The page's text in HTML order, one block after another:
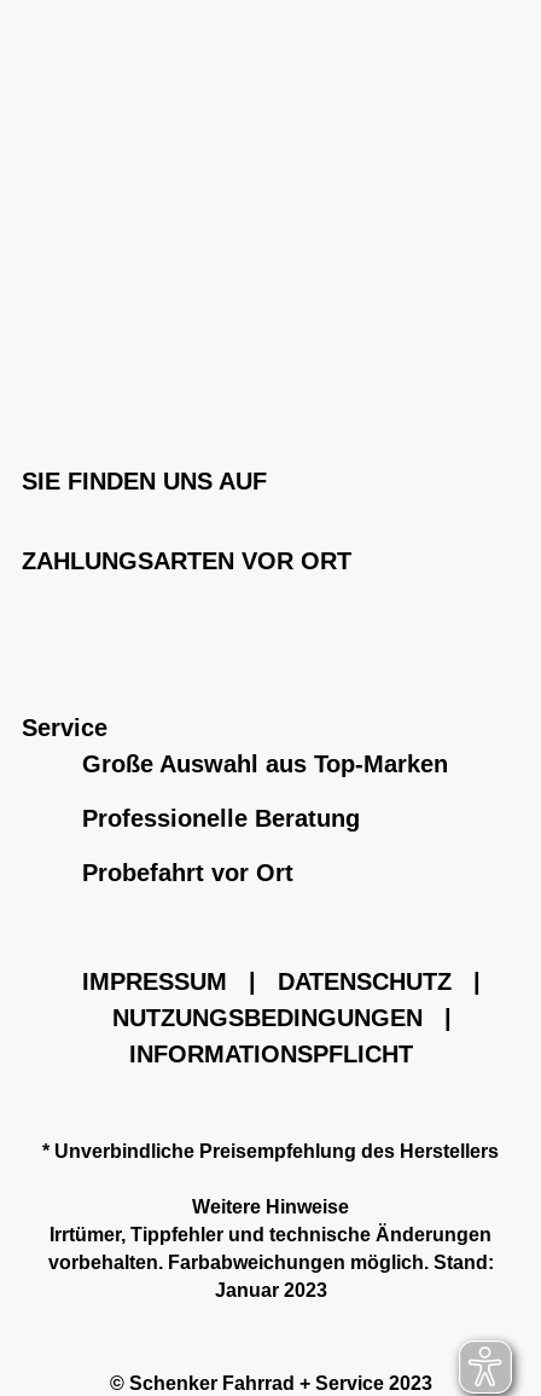
SIE FINDEN UNS AUF
ZAHLUNGSARTEN VOR ORT
Service
Große Auswahl aus Top-Marken
Professionelle Beratung
Probefahrt vor Ort
IMPRESSUM DATENSCHUTZ
NUTZUNGSBEDINGUNGEN
INFORMATIONSPFLICHT
* Unverbindliche Preisempfehlung des Herstellers
Weitere Hinweise
Irrtümer, Tippfehler und technische Änderungen
vorbehalten. Farbabweichungen möglich. Stand:
Januar 2023
© Schenker Fahrrad + Service 2023